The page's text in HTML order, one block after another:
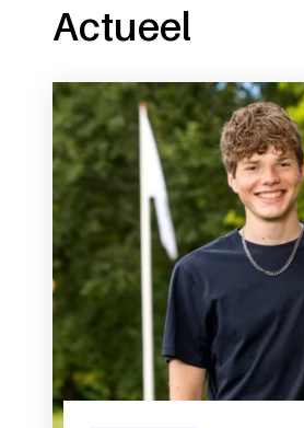
Actueel